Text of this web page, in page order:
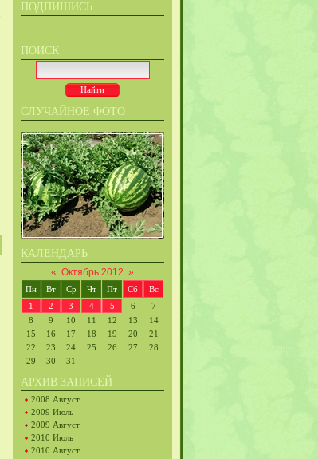
ПОДПИШИСЬ
ПОИСК
СЛУЧАЙНОЕ ФОТО
КАЛЕНДАРЬ
« Октябрь 2012 »
Пн Вт Ср Чт Пт Сб
Вс
1
2 3 4 5 6
7
8
9 10 11 12 13
14
15
16 17 18 19 20
21
22
23 24 25 26 27
28
29
30 31
АРХИВ ЗАПИСЕЙ
2008 Август
2009 Июль
2009 Август
2010 Июль
2010 Август